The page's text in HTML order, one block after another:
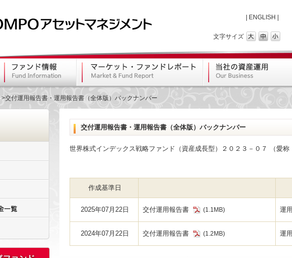
ENGLISH
文字サイズ
交付運用報告書・運用報告書（全体版）バックナンバー
交付運用報告書・運用報告書（全体版）バックナンバー
世界株式インデックス戦略ファンド（資産成長型）２０２３－０７ （愛
作成基準日
2025年07月22日 交付運用報告書 (1.1MB) 運
2024年07月22日 交付運用報告書 (1.2MB) 運